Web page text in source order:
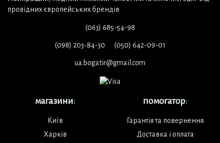
провідних європейських брендів
(063) 685-54-98
(098) 203-84-30 (050) 642-09-01
ua.bogatir@gmail.com
магазини:
Київ
Харків
помогатор:
Гарантія та повернення
Доставка і оплата